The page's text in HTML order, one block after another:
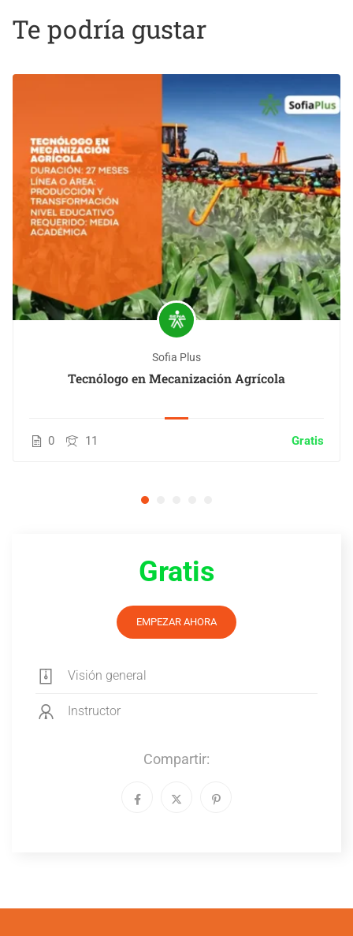
Te podría gustar
Sofia Plus
Tecnólogo en Mecanización Agrícola
0 11 Gratis
Gratis
EMPEZAR AHORA
Visión general
Instructor
Compartir: